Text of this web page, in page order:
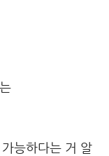
능하다는 거 알